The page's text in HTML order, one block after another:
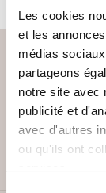
Les cookies
et les
médias
partageons
notre site avec
publicité et
avec d'autres
ou qu'ils ont